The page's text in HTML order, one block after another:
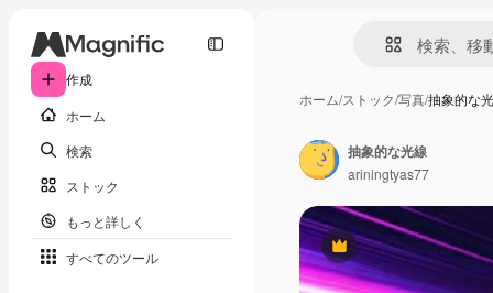
作成
ホーム
検索
ストック
もっと詳しく
すべてのツール
ホーム/ストック/写真/抽象的な
Premium
抽象的な光線
ariningtyas77